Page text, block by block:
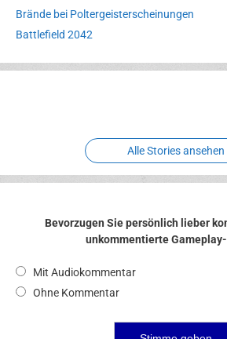
Brände bei Poltergeisterscheinungen
Battlefield 2042
Erlebnispark
Alle Stories ansehen
Bevorzugen Sie persönlich lieber
unkommentierte
Mit Audiokommentar
Ohne Kommentar